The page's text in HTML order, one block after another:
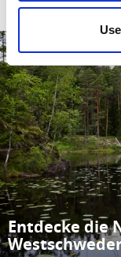
Entdecke die